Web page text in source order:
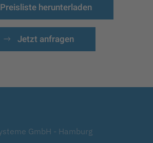
Preisliste herunterladen
Jetzt anfragen
GmbH - Hamburg